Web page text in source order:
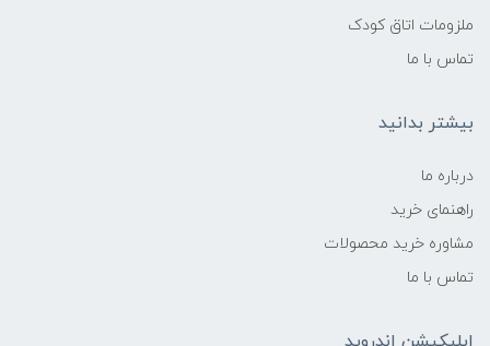
ملزومات اتاق کودک
تماس با ما
بیشتر بدانید
درباره ما
راهنمای خرید
مشاوره خرید محصولات
تماس با ما